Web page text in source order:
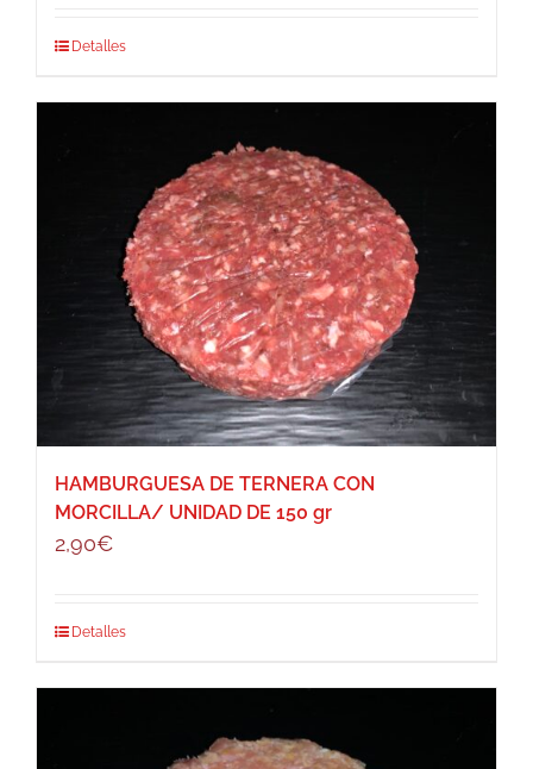
Detalles
HAMBURGUESA DE TERNERA CON
MORCILLA/ UNIDAD DE 150 gr
2,90€
Detalles